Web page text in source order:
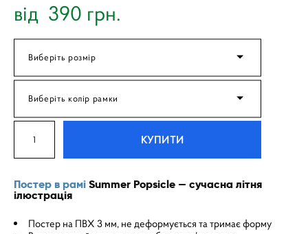
від 390 грн.
Виберіть розмір
Виберіть колір рамки
КУПИТИ
Постер в рамі Summer Popsicle — сучасна літня
ілюстрація
Постер на ПВХ 3 мм, не деформується та тримає форму